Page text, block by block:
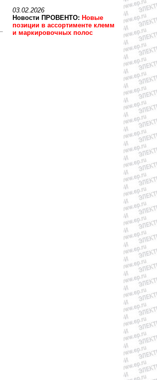
03.02.2026
Новости ПРОВЕНТО: Новые
позиции в ассортименте клемм
и маркировочных полос